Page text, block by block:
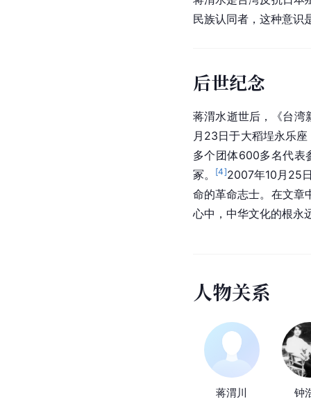
民族认同者，这种意识
后世纪念
蒋渭水逝世后，《台湾
月23日于大稻埕永乐
多个团体600多名代表
冢。
[4]2007年10月25
命的革命志士。在文章
心中，中华文化的根永
人物关系
蒋渭川 钟